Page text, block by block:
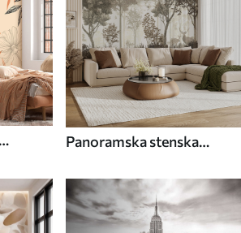
Panoramska stenska